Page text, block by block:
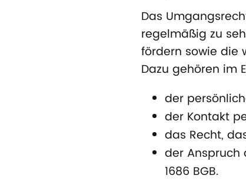
Das
regelmäßig zu
fördern sowie die
Dazu gehören im
der
der Kontakt
das Recht,
der Anspruch
1686 BGB.